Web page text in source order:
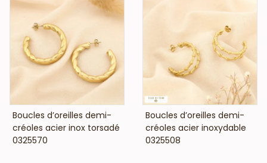
VOIR LE PRIX
Boucles d’oreilles demi-
créoles acier inox torsadé
0325570
VOIR LE PRIX
Boucles d’oreilles demi-
créoles acier inoxydable
0325508